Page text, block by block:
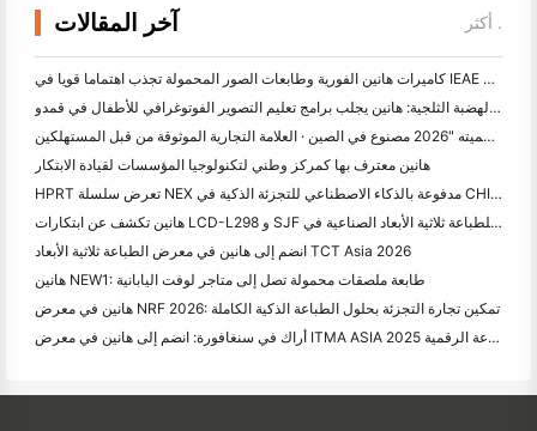
آخر المقالات أكثر .
كاميرات هانين الفورية وطابعات الصور المحمولة تجذب اهتماما قويا في IEAE شنتشن 2026
رحلة عبر الهضبة الثلجية: هانين يجلب برامج تعليم التصوير الفوتوغرافي للأطفال في قمدو
هانين تحصل على شرف جديد على المستوى الوطني: تم تسميته "2026 مصنوع في الصين · العلامة التجارية الموثوقة من قبل المستهلكين"
هانين معترف بها كمركز وطني لتكنولوجيا المؤسسات لقيادة الابتكار
HPRT تعرض سلسلة NEX مدفوعة بالذكاء الاصطناعي للتجزئة الذكية في CHINASHOP 2026
هانين تكشف عن ابتكارات LCD-L298 و SJF للطباعة ثلاثية الأبعاد الصناعية في TCT Asia 2026
انضم إلى هانين في معرض الطباعة ثلاثية الأبعاد TCT Asia 2026
هانين NEW1: طابعة ملصقات محمولة تصل إلى متاجر لوفت اليابانية
هانين في معرض NRF 2026: تمكين تجارة التجزئة بحلول الطباعة الذكية الكاملة
أراك في سنغافورة: انضم إلى هانين في معرض ITMA ASIA 2025 لتشهد أحدث تكنولوجيا الطباعة الرقمية